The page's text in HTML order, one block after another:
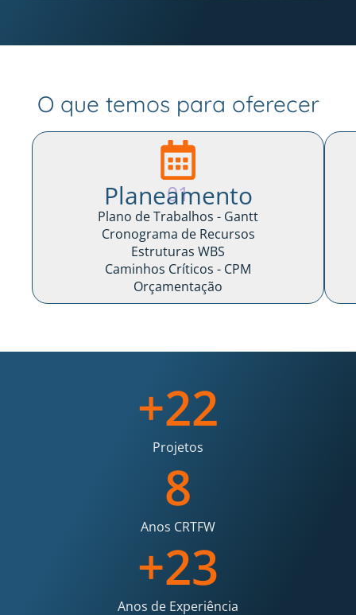
O que temos para oferecer
01
Planeamento
Plano de Trabalhos - Gantt
Cronograma de Recursos
Estruturas WBS
Caminhos Críticos - CPM
Orçamentação
Projetos
+34
Anos CRTFW
8
Anos de Experiência
+28